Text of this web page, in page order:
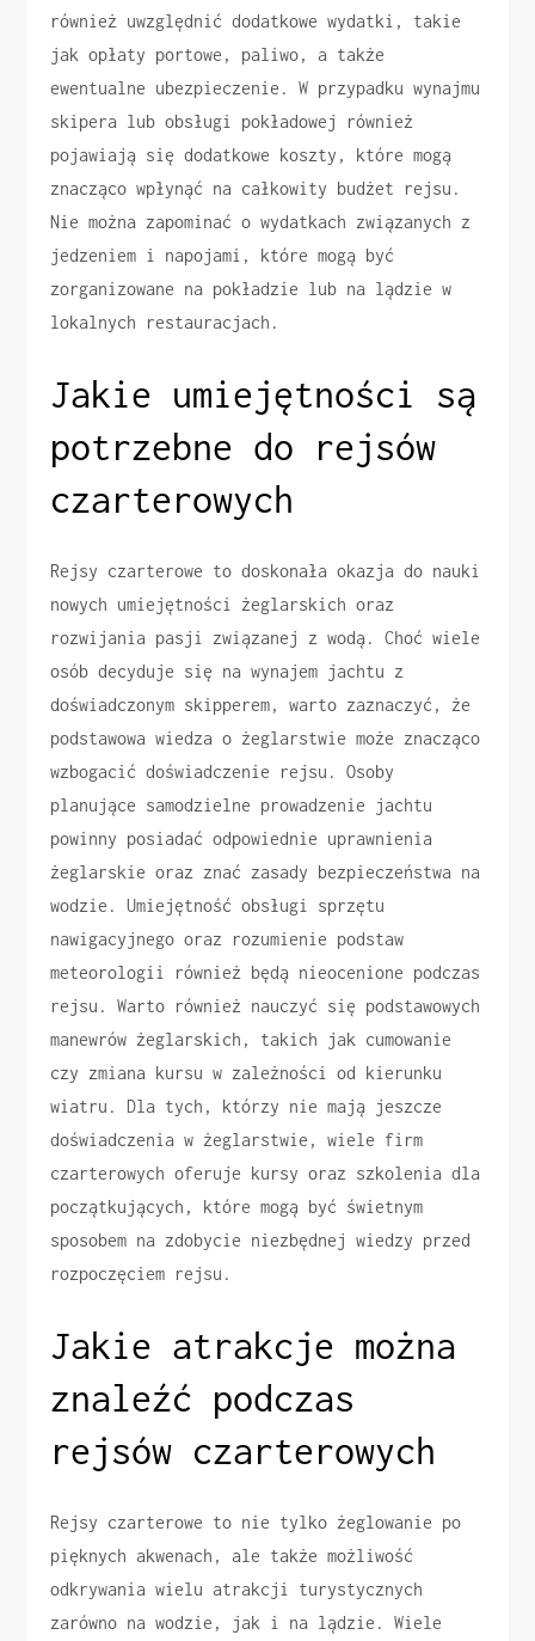
również uwzględnić dodatkowe wydatki, takie
jak opłaty portowe, paliwo, a także
ewentualne ubezpieczenie. W przypadku wynajmu
skipera lub obsługi pokładowej również
pojawiają się dodatkowe koszty, które mogą
znacząco wpłynąć na całkowity budżet rejsu.
Nie można zapominać o wydatkach związanych z
jedzeniem i napojami, które mogą być
zorganizowane na pokładzie lub na lądzie w
lokalnych restauracjach.
Jakie umiejętności są
potrzebne do rejsów
czarterowych
Rejsy czarterowe to doskonała okazja do nauki
nowych umiejętności żeglarskich oraz
rozwijania pasji związanej z wodą. Choć wiele
osób decyduje się na wynajem jachtu z
doświadczonym skipperem, warto zaznaczyć, że
podstawowa wiedza o żeglarstwie może znacząco
wzbogacić doświadczenie rejsu. Osoby
planujące samodzielne prowadzenie jachtu
powinny posiadać odpowiednie uprawnienia
żeglarskie oraz znać zasady bezpieczeństwa na
wodzie. Umiejętność obsługi sprzętu
nawigacyjnego oraz rozumienie podstaw
meteorologii również będą nieocenione podczas
rejsu. Warto również nauczyć się podstawowych
manewrów żeglarskich, takich jak cumowanie
czy zmiana kursu w zależności od kierunku
wiatru. Dla tych, którzy nie mają jeszcze
doświadczenia w żeglarstwie, wiele firm
czarterowych oferuje kursy oraz szkolenia dla
początkujących, które mogą być świetnym
sposobem na zdobycie niezbędnej wiedzy przed
rozpoczęciem rejsu.
Jakie atrakcje można
znaleźć podczas
rejsów czarterowych
Rejsy czarterowe to nie tylko żeglowanie po
pięknych akwenach, ale także możliwość
odkrywania wielu atrakcji turystycznych
zarówno na wodzie, jak i na lądzie. Wiele